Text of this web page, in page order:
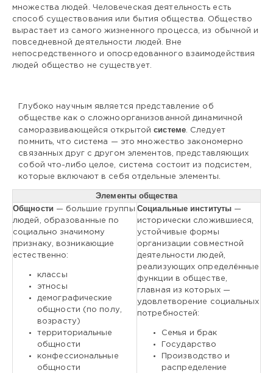
множества людей. Человеческая деятельность есть
способ существования или бытия общества. Общество
вырастает из самого жизненного процесса, из обычной и
повседневной деятельности людей. Вне
непосредственного и опосредованного взаимодействия
людей общество не существует.
Глубоко научным является представление об
обществе как о сложноорганизованной динамичной
саморазвивающейся открытойсистеме. Следует
помнить, что система — это множество закономерно
связанных друг с другом элементов, представляющих
собой что-либо целое, система состоит из подсистем,
которые включают в себя отдельные элементы.
Элементы общества
Общности — большие группы
людей, образованные по
социально значимому
признаку, возникающие
естественно:
классы
этносы
демографические
общности (по полу,
возрасту)
территориальные
общности
конфессиональные
общности
Социальные институты —
исторически сложившиеся,
устойчивые формы
организации совместной
деятельности людей,
реализующих определённые
функции в обществе,
главная из которых —
удовлетворение социальных
потребностей:
Семья и брак
Государство
Производство и
распределение